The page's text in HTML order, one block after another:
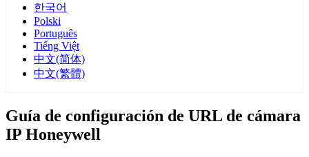
한국어
Polski
Português
Tiếng Việt
中文(简体)
中文(繁體)
Guía de configuración de URL de cámara
IP Honeywell